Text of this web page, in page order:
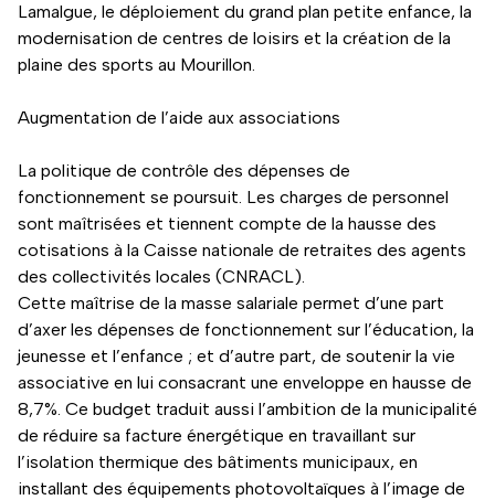
Lamalgue, le déploiement du grand plan petite enfance, la
modernisation de centres de loisirs et la création de la
plaine des sports au Mourillon.
Augmentation de l’aide aux associations
La politique de contrôle des dépenses de
fonctionnement se poursuit. Les charges de personnel
sont maîtrisées et tiennent compte de la hausse des
cotisations à la Caisse nationale de retraites des agents
des collectivités locales (CNRACL).
Cette maîtrise de la masse salariale permet d’une part
d’axer les dépenses de fonctionnement sur l’éducation, la
jeunesse et l’enfance ; et d’autre part, de soutenir la vie
associative en lui consacrant une enveloppe en hausse de
8,7%. Ce budget traduit aussi l’ambition de la municipalité
de réduire sa facture énergétique en travaillant sur
l’isolation thermique des bâtiments municipaux, en
installant des équipements photovoltaïques à l’image de